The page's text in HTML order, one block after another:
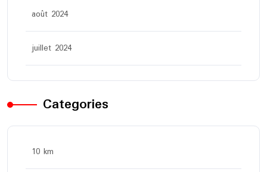
août 2024
juillet 2024
Categories
10 km